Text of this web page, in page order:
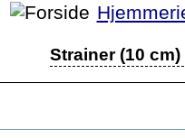
Strainer (10